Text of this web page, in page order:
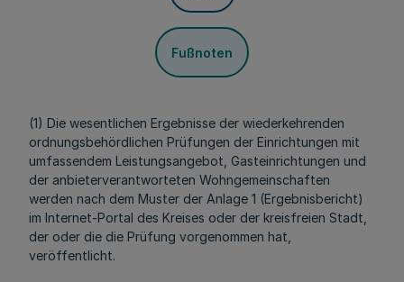
Fußnoten
(1) Die wesentlichen Ergebnisse der wiederkehrenden
ordnungsbehördlichen Prüfungen der Einrichtungen mit
umfassendem Leistungsangebot, Gasteinrichtungen und
der anbieterverantworteten Wohngemeinschaften
werden nach dem Muster der Anlage 1 (Ergebnisbericht)
im Internet-Portal des Kreises oder der kreisfreien Stadt,
der oder die die Prüfung vorgenommen hat,
veröffentlicht.